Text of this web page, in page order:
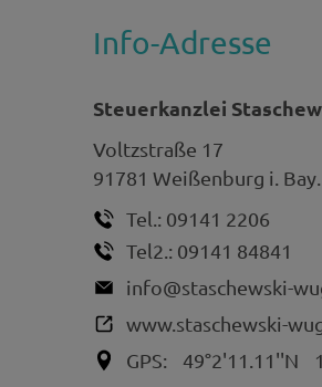
Info-Adresse
Steuerkanzlei
Voltzstraße 17
91781 Weißenburg i. Bay.
Tel.: 09141 2206
Tel2.: 09141 84841
info@staschewski-
www.staschewski-
GPS:
49°2'11.11''N